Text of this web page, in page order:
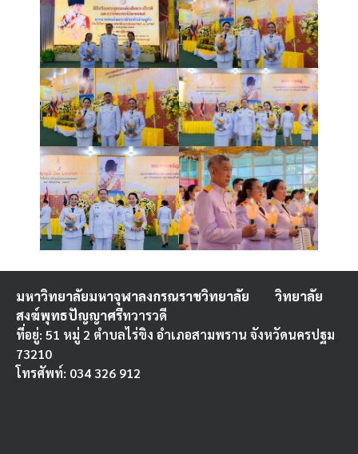
มหาวิทยาลัยมหาจุฬาลงกรณราชวิทยาลัย วิทยาลัย
สงฆ์พุทธปัญญาศรีทวารวดี
ที่อยู่: 51 หมู่ 2 ตำบลไร่ขิง อำเภอสามพราน จังหวัดนครปฐม
73210
โทรศัพท์: 034 326 912